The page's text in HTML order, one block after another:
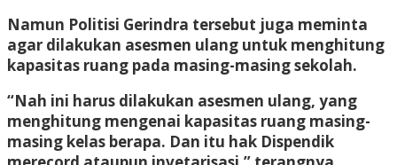
Namun Politisi Gerindra tersebut juga meminta
agar dilakukan asesmen ulang untuk menghitung
kapasitas ruang pada masing-masing sekolah.
“Nah ini harus dilakukan asesmen ulang, yang
menghitung mengenai kapasitas ruang masing-
masing kelas berapa. Dan itu hak Dispendik